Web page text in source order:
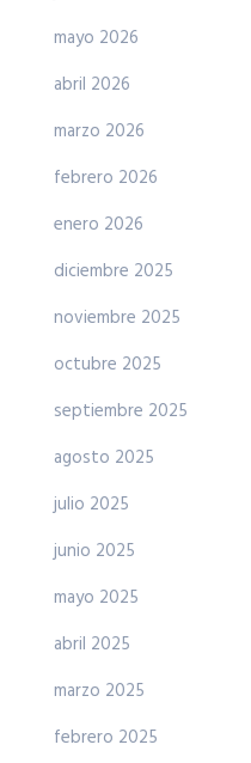
mayo 2026
abril 2026
marzo 2026
febrero 2026
enero 2026
diciembre 2025
noviembre 2025
octubre 2025
septiembre 2025
agosto 2025
julio 2025
junio 2025
mayo 2025
abril 2025
marzo 2025
febrero 2025